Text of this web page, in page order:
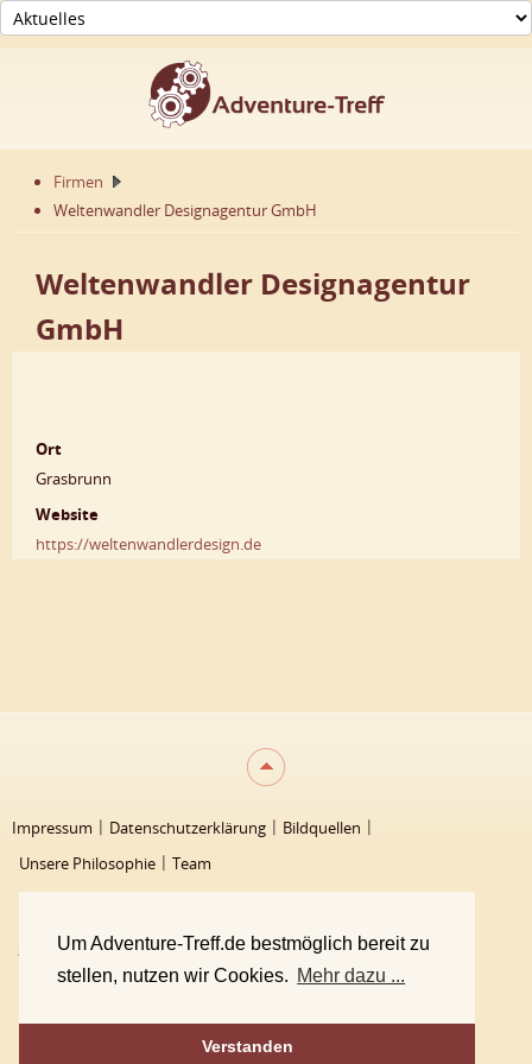
Um Adventure-Treff.de bestmöglich bereit zu
stellen, nutzen wir Cookies. Mehr dazu ...
Verstanden
Firmen
Weltenwandler Designagentur GmbH
Weltenwandler Designagentur
GmbH
Ort
Grasbrunn
Website
https://weltenwandlerdesign.de
Impressum Datenschutzerklärung
Bildquellen
Unsere Philosophie
Team
2000 - 2026 Adventure-Treff